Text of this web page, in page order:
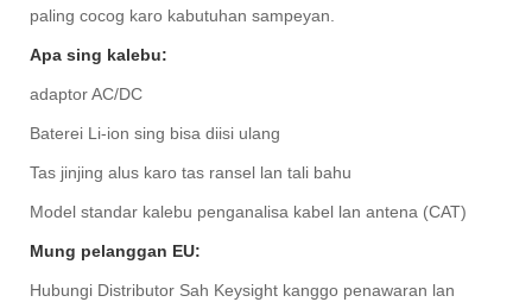
paling cocog karo kabutuhan sampeyan.
Apa sing kalebu:
adaptor AC/DC
Baterei Li-ion sing bisa diisi ulang
Tas jinjing alus karo tas ransel lan tali bahu
Model standar kalebu penganalisa kabel lan antena (CAT)
Mung pelanggan EU:
Hubungi Distributor Sah Keysight kanggo penawaran lan